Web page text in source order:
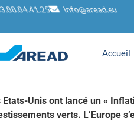
info@aread.eu
Accueil
Etats-Unis ont lancé un «
verts. L’Europe